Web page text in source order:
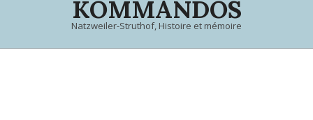
KOMMANDOS
Natzweiler-Struthof, Histoire et mémoire